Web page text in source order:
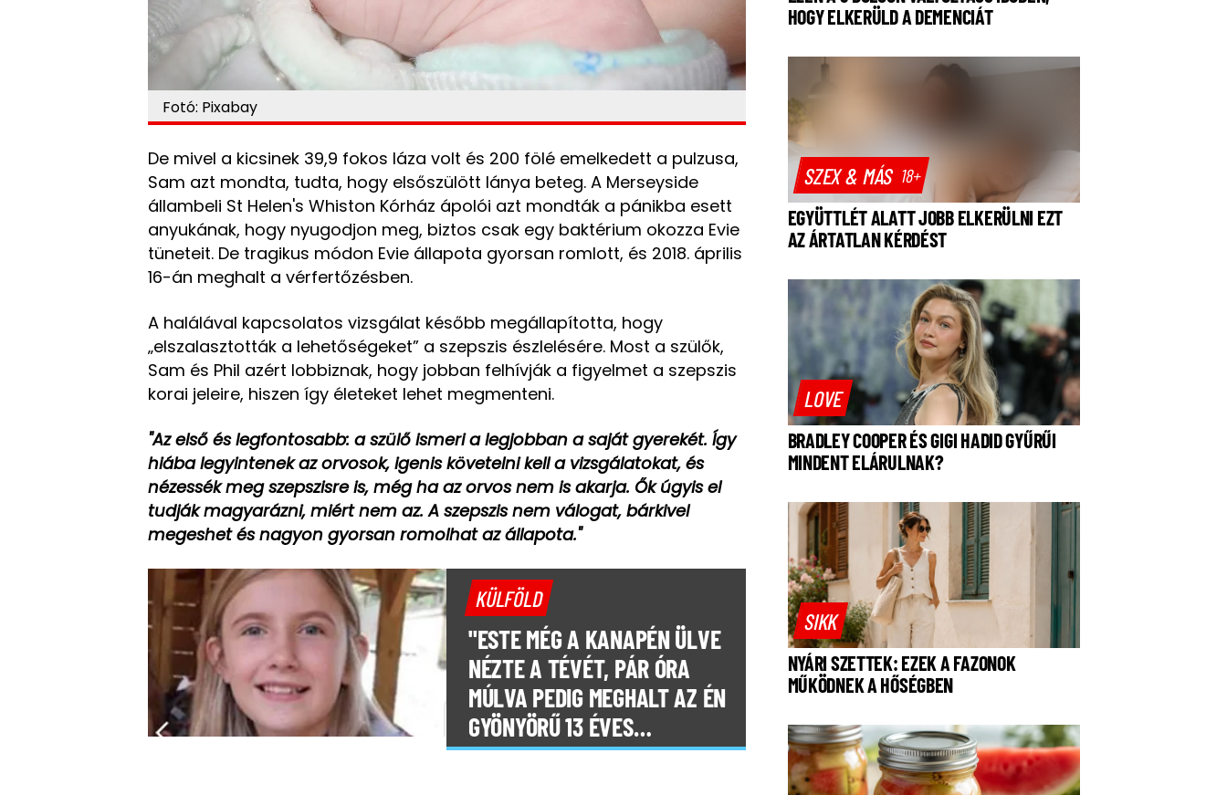
Fotó: Pixabay
De mivel a kicsinek 39,9 fokos láza volt és 200 fölé emelkedett a pulzusa,
Sam azt mondta, tudta, hogy elsőszülött lánya beteg. A Merseyside
állambeli St Helen's Whiston Kórház ápolói azt mondták a pánikba esett
anyukának, hogy nyugodjon meg, biztos csak egy baktérium okozza Evie
tüneteit. De tragikus módon Evie állapota gyorsan romlott, és 2018. április
16-án meghalt a vérfertőzésben.
A halálával kapcsolatos vizsgálat később megállapította, hogy
„elszalasztották a lehetőségeket” a szepszis észlelésére. Most a szülők,
Sam és Phil azért lobbiznak, hogy jobban felhívják a figyelmet a szepszis
korai jeleire, hiszen így életeket lehet megmenteni.
"Az első és legfontosabb: a szülő ismeri a legjobban a saját gyerekét. Így
hiába legyintenek az orvosok, igenis követelni kell a vizsgálatokat, és
nézessék meg szepszisre is, még ha az orvos nem is akarja. Ők úgyis el
tudják magyarázni, miért nem az. A szepszis nem válogat, bárkivel
megeshet és nagyon gyorsan romolhat az állapota."
KÜLFÖLD
"ESTE MÉG A KANAPÉN ÜLVE
NÉZTE A TÉVÉT, PÁR ÓRA
MÚLVA PEDIG MEGHALT AZ ÉN
GYÖNYÖRŰ 13 ÉVES
KISLÁNYOM"
HOGY ELKERÜLD A DEMENCIÁT
SZEX & MÁS 18+
EGYÜTTLÉT ALATT JOBB ELKERÜLNI EZT
AZ ÁRTATLAN KÉRDÉST
LOVE
BRADLEY COOPER ÉS GIGI HADID GYŰRŰI
MINDENT ELÁRULNAK?
SIKK
NYÁRI SZETTEK: EZEK A FAZONOK
MŰKÖDNEK A HŐSÉGBEN